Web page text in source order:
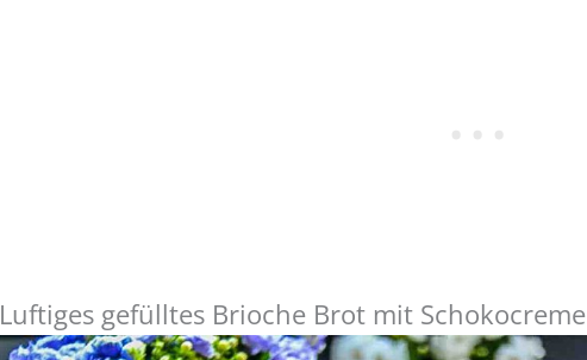
Luftiges gefülltes Brioche Brot mit Schokocreme